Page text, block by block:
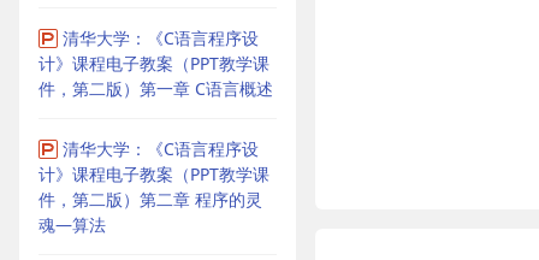
清华大学：《C语言程序设
计》课程电子教案（PPT教学课
件，第二版）第一章 C语言概述
清华大学：《C语言程序设
计》课程电子教案（PPT教学课
件，第二版）第二章 程序的灵
魂—算法